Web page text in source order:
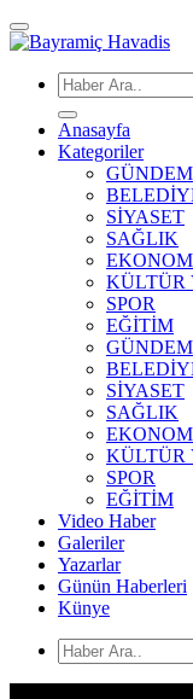
Anasayfa
Kategoriler
GÜNDEM
SİYASET
SAĞLIK
KÜLTÜR
SPOR
EĞİTİM
GÜNDEM
SİYASET
SAĞLIK
KÜLTÜR
SPOR
EĞİTİM
Video Haber
Galeriler
Yazarlar
Günün Haberleri
Künye